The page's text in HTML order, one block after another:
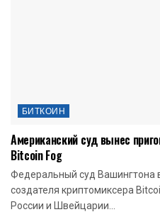
БИТКОИН
Американский суд вынес
Bitcoin Fog
Федеральный суд Вашингтона
создателя криптомиксера
России и Швейцарии...